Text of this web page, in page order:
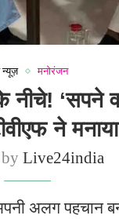
न्यूज़ मनोरंजन
‘सपने
ने
byLive24india
अलग पहचान